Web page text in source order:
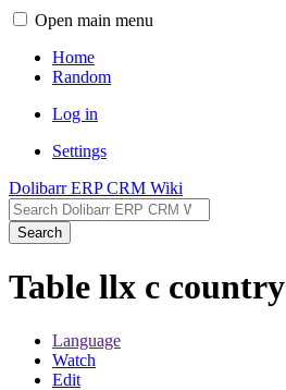
Open main menu
Home
Random
Log in
Settings
Dolibarr ERP CRM Wiki
Search
Table llx c country
Language
Watch
Edit